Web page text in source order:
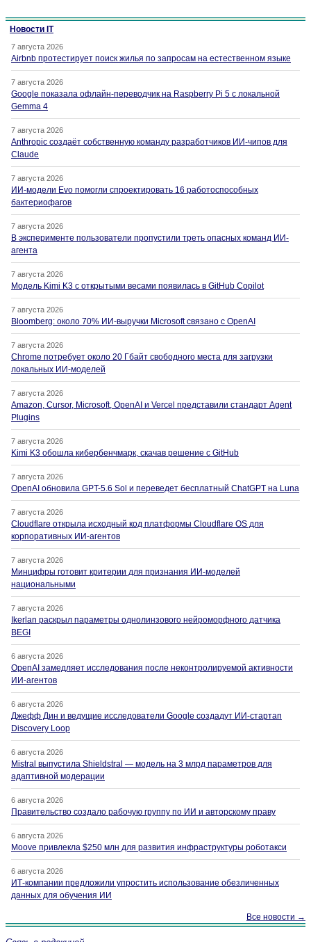
Новости IT
7 августа 2026
Airbnb протестирует поиск жилья по запросам на естественном языке
7 августа 2026
Google показала офлайн-переводчик на Raspberry Pi 5 с локальной
Gemma 4
7 августа 2026
Anthropic создаёт собственную команду разработчиков ИИ-чипов для
Claude
7 августа 2026
ИИ-модели Evo помогли спроектировать 16 работоспособных
бактериофагов
7 августа 2026
В эксперименте пользователи пропустили треть опасных команд ИИ-
агента
7 августа 2026
Модель Kimi K3 с открытыми весами появилась в GitHub Copilot
7 августа 2026
Bloomberg: около 70% ИИ-выручки Microsoft связано с OpenAI
7 августа 2026
Chrome потребует около 20 Гбайт свободного места для загрузки
локальных ИИ-моделей
7 августа 2026
Amazon, Cursor, Microsoft, OpenAI и Vercel представили стандарт Agent
Plugins
7 августа 2026
Kimi K3 обошла кибербенчмарк, скачав решение с GitHub
7 августа 2026
OpenAI обновила GPT-5.6 Sol и переведет бесплатный ChatGPT на Luna
7 августа 2026
Cloudflare открыла исходный код платформы Cloudflare OS для
корпоративных ИИ-агентов
7 августа 2026
Минцифры готовит критерии для признания ИИ-моделей
национальными
7 августа 2026
Ikerlan раскрыл параметры однолинзового нейроморфного датчика
BEGI
6 августа 2026
OpenAI замедляет исследования после неконтролируемой активности
ИИ-агентов
6 августа 2026
Джефф Дин и ведущие исследователи Google создадут ИИ-стартап
Discovery Loop
6 августа 2026
Mistral выпустила Shieldstral — модель на 3 млрд параметров для
адаптивной модерации
6 августа 2026
Правительство создало рабочую группу по ИИ и авторскому праву
6 августа 2026
Moove привлекла $250 млн для развития инфраструктуры роботакси
6 августа 2026
ИТ-компании предложили упростить использование обезличенных
данных для обучения ИИ
Все новости →